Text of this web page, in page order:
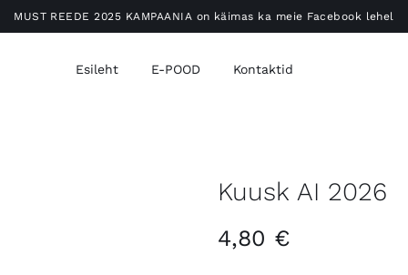
MUST REEDE 2025 KAMPAANIA on käimas ka meie Facebook lehel
Esileht E-POOD Kontaktid
Kuusk AI 2026
4,80 €